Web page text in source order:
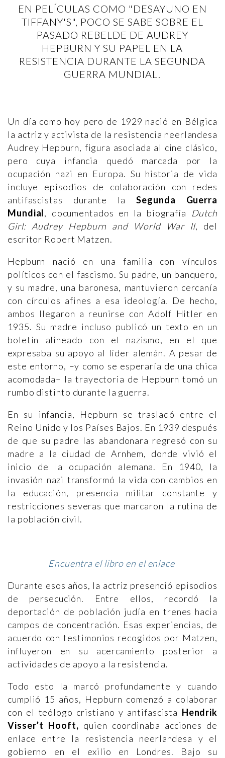
EN PELÍCULAS COMO "DESAYUNO EN
TIFFANY'S", POCO SE SABE SOBRE EL
PASADO REBELDE DE AUDREY
HEPBURN Y SU PAPEL EN LA
RESISTENCIA DURANTE LA SEGUNDA
GUERRA MUNDIAL.
Un día como hoy pero de 1929 nació en Bélgica
la actriz y activista de la resistencia neerlandesa
Audrey Hepburn, figura asociada al cine clásico,
pero cuya infancia quedó marcada por la
ocupación nazi en Europa. Su historia de vida
incluye episodios de colaboración con redes
antifascistas durante laSegunda Guerra
Mundial, documentados en la biografía
Dutch
Girl: Audrey Hepburn and World War II, del
escritor Robert Matzen.
Hepburn nació en una familia con vínculos
políticos con el fascismo. Su padre, un banquero,
y su madre, una baronesa, mantuvieron cercanía
con círculos afines a esa ideología. De hecho,
ambos llegaron a reunirse con Adolf Hitler en
1935. Su madre incluso publicó un texto en un
boletín alineado con el nazismo, en el que
expresaba su apoyo al líder alemán. A pesar de
este entorno, –y como se esperaría de una chica
acomodada– la trayectoria de Hepburn tomó un
rumbo distinto durante la guerra.
En su infancia, Hepburn se trasladó entre el
Reino Unido y los Países Bajos. En 1939 después
de que su padre las abandonara regresó con su
madre a la ciudad de Arnhem, donde vivió el
inicio de la ocupación alemana. En 1940, la
invasión nazi transformó la vida con cambios en
la educación, presencia militar constante y
restricciones severas que marcaron la rutina de
la población civil.
Encuentra el libro en el enlace
Durante esos años, la actriz presenció episodios
de persecución. Entre ellos, recordó la
deportación de población judía en trenes hacia
campos de concentración. Esas experiencias, de
acuerdo con testimonios recogidos por Matzen,
influyeron en su acercamiento posterior a
actividades de apoyo a la resistencia.
Todo esto la marcó profundamente y cuando
cumplió 15 años, Hepburn comenzó a colaborar
con el teólogo cristiano y antifascista Hendrik
Visser’t Hooft, quien coordinaba acciones de
enlace entre la resistencia neerlandesa y el
gobierno en el exilio en Londres. Bajo su